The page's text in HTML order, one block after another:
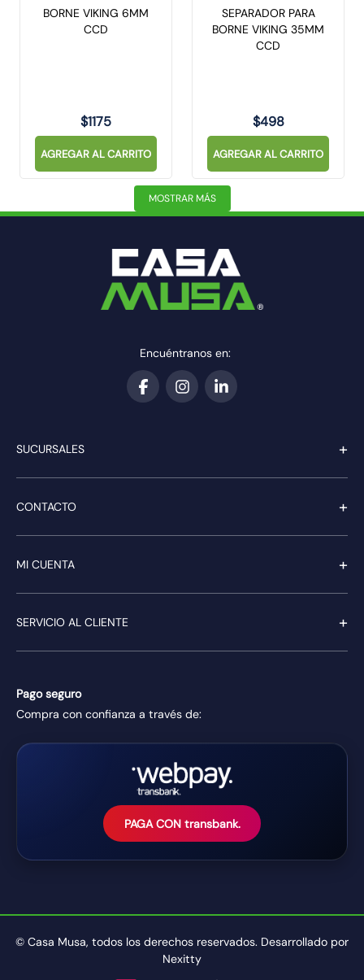
BORNE VIKING 6MM
CCD
$1175
AGREGAR AL CARRITO
SEPARADOR PARA
BORNE VIKING 35MM
CCD
$498
AGREGAR AL CARRITO
MOSTRAR MÁS
Encuéntranos en:
SUCURSALES +
CONTACTO +
MI CUENTA +
SERVICIO AL CLIENTE +
Pago seguro
Compra con confianza a través de:
PAGA CON transbank.
© Casa Musa, todos los derechos reservados. Desarrollado por
Nexitty